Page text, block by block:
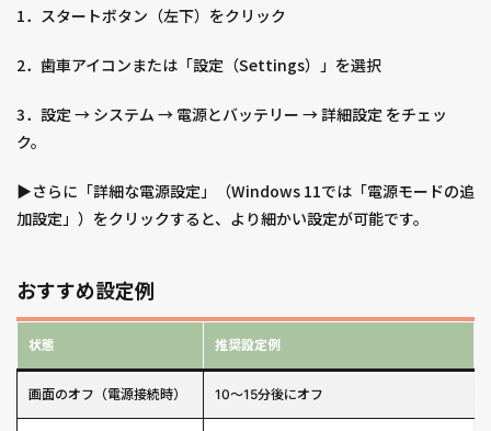
1．スタートボタン（左下）をクリック
2．歯車アイコンまたは「設定（Settings）」を選択
3．設定 → システム → 電源とバッテリー → 詳細設定 をチェッ
ク。
▶︎さらに「詳細な電源設定」（Windows 11では「電源モードの追
加設定」）をクリックすると、より細かい設定が可能です。
おすすめ設定例
状態 推奨設定例
画面のオフ（電源接続時） 10～15分後にオフ